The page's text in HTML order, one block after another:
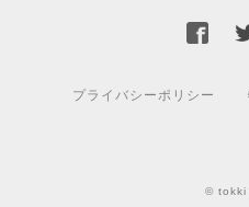
プライバシーポリシー
© tokki